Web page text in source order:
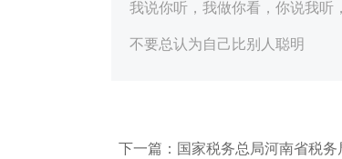
我说你听，我做你看，你说我听
不要总认为自己比别人聪明
下一篇：国家税务总局河南省税